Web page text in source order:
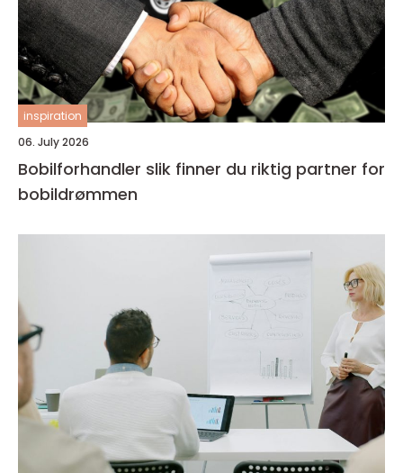
inspiration
06. July 2026
Bobilforhandler slik finner du riktig partner for
bobildrømmen